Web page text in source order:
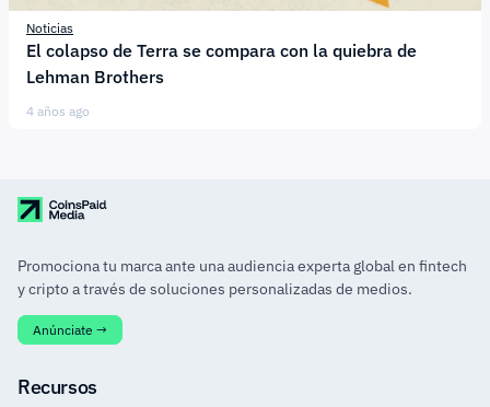
Noticias
El colapso de Terra se compara con la quiebra de
Lehman Brothers
4 años ago
Promociona tu marca ante una audiencia experta global en fintech
y cripto a través de soluciones personalizadas de medios.
Anúnciate →
Recursos